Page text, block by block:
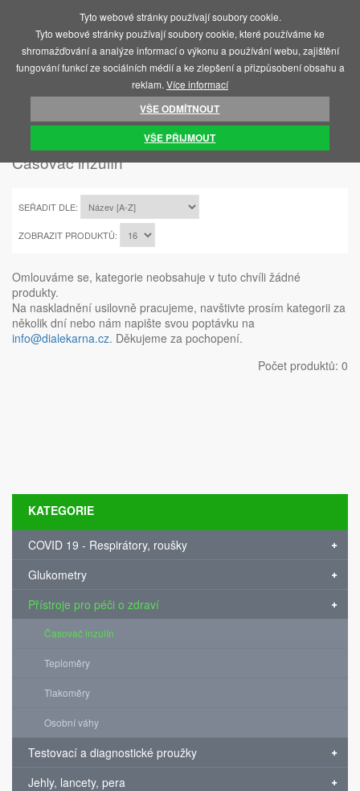
ÚVOD PŘÍSTROJE PRO PÉČI O ZDRAVÍ ČASOVAČ INZULÍN
Časovač inzulín
SEŘADIT DLE:
ZOBRAZIT PRODUKTŮ:
Omlouváme se, kategorie neobsahuje v tuto chvíli žádné
produkty.
Na naskladnění usilovně pracujeme, navštivte prosím kategorii za
několik dní nebo nám napište svou poptávku na
info@dialekarna.cz. Děkujeme za pochopení.
Počet produktů: 0
KATEGORIE
COVID 19 - Respirátory, roušky
Glukometry
Přístroje pro péči o zdraví
Časovač inzulín
Teploměry
Tlakoměry
Osobní váhy
Testovací a diagnostické proužky
Jehly, lancety, pera
Tyto webové stránky používají soubory cookie.
Tyto webové stránky používají soubory cookie, které používáme ke
shromažďování a analýze informací o výkonu a používání webu, zajištění
fungování funkcí ze sociálních médií a ke zlepšení a přizpůsobení obsahu a
reklam. Více informací
VŠE ODMÍTNOUT
VŠE PŘIJMOUT